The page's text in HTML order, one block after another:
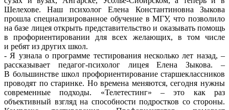
Шелехове. Наш психолог Елена Константиновна Зыкова
прошла специализированное обучение в МГУ, что позволило
на базе лицея открыть представительство и оказывать помощь
в профориентировании для всех желающих, в том числе
и ребят из других школ.
- Я узнала о программе тестирования несколько лет назад, –
рассказывает педагог-психолог лицея Елена Зыкова. –
В большинстве школ профориентирование старшеклассников
проводят по старинке. Но времена меняются, сегодня нужны
современные подходы. «Телетестинг» – это как раз
объективный взгляд на способности подростков со стороны.